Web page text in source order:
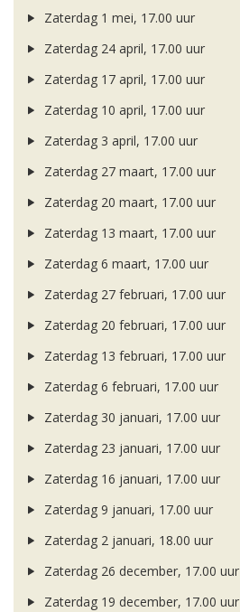
Zaterdag 1 mei, 17.00 uur
Zaterdag 24 april, 17.00 uur
Zaterdag 17 april, 17.00 uur
Zaterdag 10 april, 17.00 uur
Zaterdag 3 april, 17.00 uur
Zaterdag 27 maart, 17.00 uur
Zaterdag 20 maart, 17.00 uur
Zaterdag 13 maart, 17.00 uur
Zaterdag 6 maart, 17.00 uur
Zaterdag 27 februari, 17.00 uur
Zaterdag 20 februari, 17.00 uur
Zaterdag 13 februari, 17.00 uur
Zaterdag 6 februari, 17.00 uur
Zaterdag 30 januari, 17.00 uur
Zaterdag 23 januari, 17.00 uur
Zaterdag 16 januari, 17.00 uur
Zaterdag 9 januari, 17.00 uur
Zaterdag 2 januari, 18.00 uur
Zaterdag 26 december, 17.00 uur
Zaterdag 19 december, 17.00 uur